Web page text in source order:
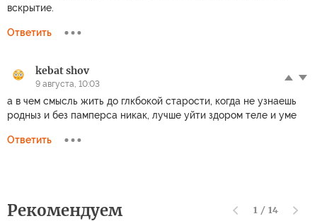
вскрытие.
Ответить
kebat shov
9 августа, 10:03
а в чем смысль жить до глкбокой старости, когда не узнаешь
родныз и без памперса никак, лучше уйти здором теле и уме
Ответить
Рекомендуем 1 / 14